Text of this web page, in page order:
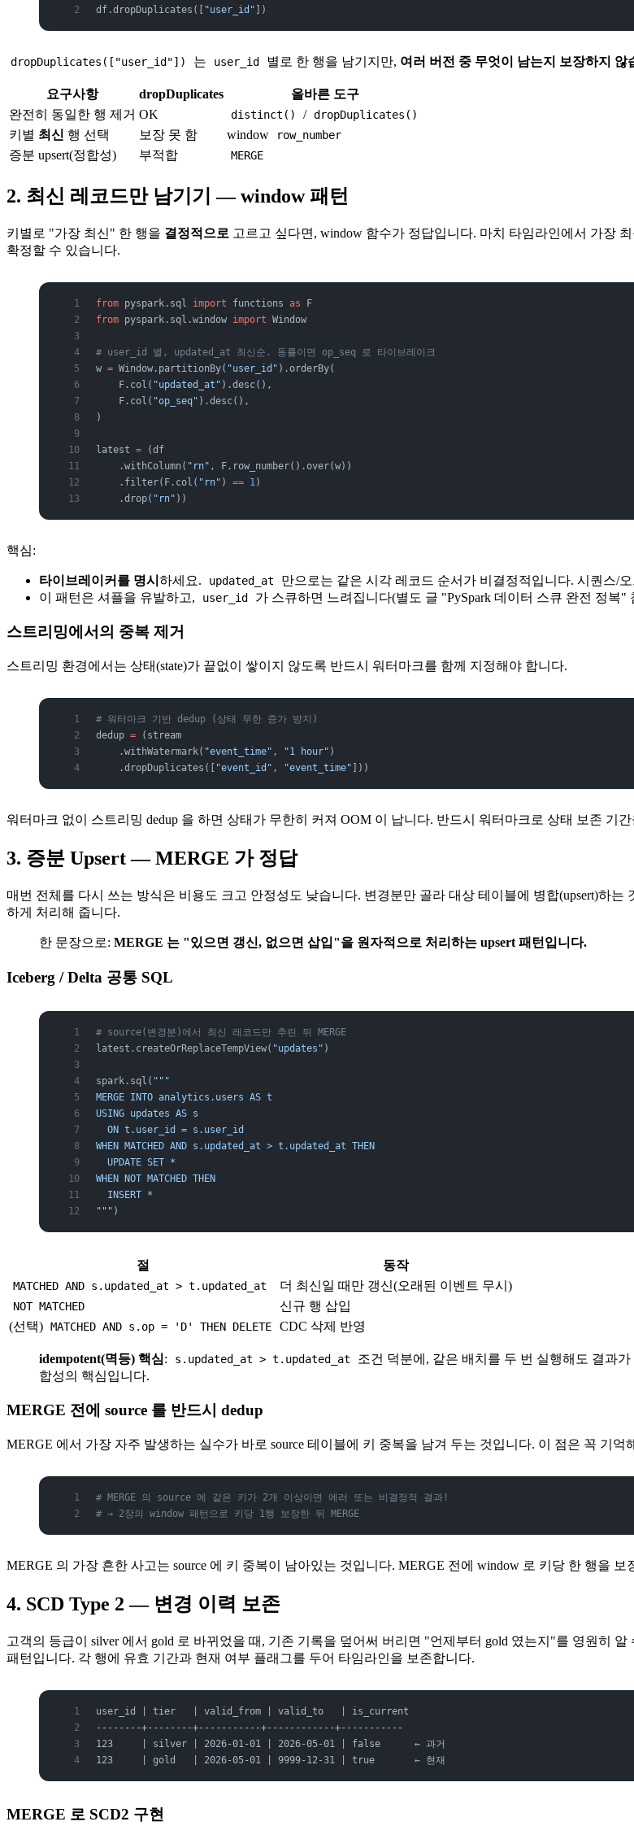
df.dropDuplicates([ "user_id" ])
dropDuplicates(["user_id"]) 는 user_id 별로 한 행을 남기지만, 여러 버전 중 무엇이 남는지 보장하지 않
요구사항 dropDuplicates
올바른 도구
완전히 동일한 행 제거 OK distinct() / dropDuplicates()
키별 최신 행 선택 보장 못 함 window row_number
증분 upsert(정합성) 부적합 MERGE
2. 최신 레코드만 남기기 — window 패턴
키별로 "가장 최신" 한 행을 결정적으로 고르고 싶다면, window 함수가 정답입니다. 마치 타임라인에서 가장
확정할 수 있습니다.
from pyspark.sql import functions as F
from pyspark.sql.window import Window
# user_id 별, updated_at 최신순. 동률이면 op_seq 로 타이브레이크
w = Window.partitionBy( "user_id" ).orderBy(
    F.col(
"updated_at" ).desc(),
    F.col(
"op_seq" ).desc(),
)
latest = (df
    .withColumn(
"rn" , F.row_number().over(w))
    .filter(F.col(
"rn" ) == 1 )
    .drop(
"rn" ))
핵심:
타이브레이커를 명시 하세요. updated_at 만으로는 같은 시각 레코드 순서가 비결정적입니다. 시퀀스/
이 패턴은 셔플을 유발하고,
user_id 가 스큐하면 느려집니다(별도 글 "PySpark 데이터 스큐 완전 정복"
스트리밍에서의 중복 제거
스트리밍 환경에서는 상태(state)가 끝없이 쌓이지 않도록 반드시 워터마크를 함께 지정해야 합니다.
# 워터마크 기반 dedup (상태 무한 증가 방지)
dedup = (stream
    .withWatermark(
"event_time" , "1 hour" )
    .dropDuplicates([
"event_id" , "event_time" ]))
워터마크 없이 스트리밍 dedup 을 하면 상태가 무한히 커져 OOM 이 납니다. 반드시 워터마크로 상태 보존 기
3. 증분 Upsert — MERGE 가 정답
매번 전체를 다시 쓰는 방식은 비용도 크고 안정성도 낮습니다. 변경분만 골라 대상 테이블에 병합(upsert)하는
하게 처리해 줍니다.
한 문장으로: MERGE 는 "있으면 갱신, 없으면 삽입"을 원자적으로 처리하는 upsert 패턴입니다.
Iceberg / Delta 공통 SQL
# source(변경분)에서 최신 레코드만 추린 뒤 MERGE
latest.createOrReplaceTempView( "updates" )
spark.sql( """
MERGE INTO analytics.users AS t
USING updates AS s
  ON t.user_id = s.user_id
WHEN MATCHED AND s.updated_at > t.updated_at THEN
  UPDATE SET *
WHEN NOT MATCHED THEN
  INSERT *
""" )
절 동작
MATCHED AND s.updated_at > t.updated_at 더 최신일 때만 갱신(오래된 이벤트 무시)
NOT MATCHED
신규 행 삽입
(선택) MATCHED AND s.op = 'D' THEN DELETE CDC 삭제 반영
idempotent(멱등) 핵심: s.updated_at > t.updated_at
조건 덕분에, 같은 배치를 두 번 실행해도 결과
합성의 핵심입니다.
MERGE 전에 source 를 반드시 dedup
MERGE 에서 가장 자주 발생하는 실수가 바로 source 테이블에 키 중복을 남겨 두는 것입니다. 이 점은 꼭 기억
# MERGE 의 source 에 같은 키가 2개 이상이면 에러 또는 비결정적 결과!
# → 2장의 window 패턴으로 키당 1행 보장한 뒤 MERGE
MERGE 의 가장 흔한 사고는 source 에 키 중복이 남아있는 것입니다. MERGE 전에 window 로 키당 한 행을 보
4. SCD Type 2 — 변경 이력 보존
고객의 등급이 silver 에서 gold 로 바뀌었을 때, 기존 기록을 덮어써 버리면 "언제부터 gold 였는지"를 영원히 알
패턴입니다. 각 행에 유효 기간과 현재 여부 플래그를 두어 타임라인을 보존합니다.
user_id | tier   | valid_from | valid_to   | is_current
--------+--------+-----------+------------+-----------
123     | silver | 2026-01-01 | 2026-05-01 | false      ← 과거
123     | gold   | 2026-05-01 | 9999-12-31 | true       ← 현재
MERGE 로 SCD2 구현